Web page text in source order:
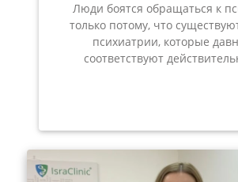
Люди боятся обращаться к
только потому, что
психиатрии, которые
соответствуют